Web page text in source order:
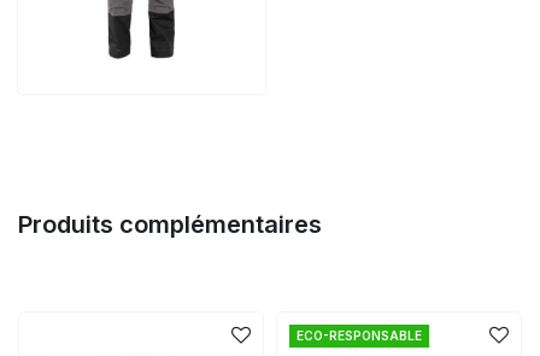
Produits complémentaires
ECO-RESPONSABLE